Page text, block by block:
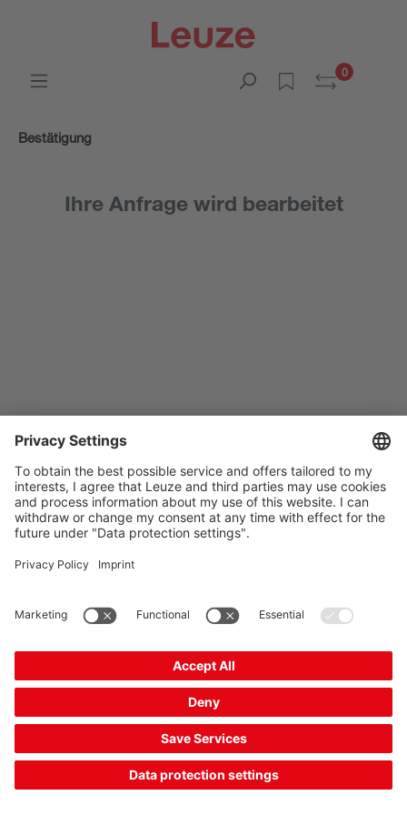
0
Bestätigung
Ihre Anfrage wird bearbeitet
The Sensor People
바로 가기
뉴스레터
개인정보보호 쿠키 설정
판매 및 인도조건
CE